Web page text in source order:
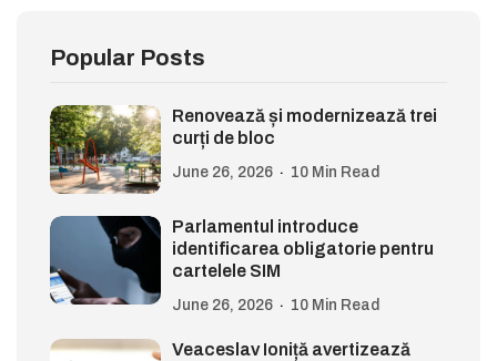
Popular Posts
Renovează și modernizează trei
curți de bloc
June 26, 2026 10 Min Read
Parlamentul introduce
identificarea obligatorie pentru
cartelele SIM
June 26, 2026 10 Min Read
Veaceslav Ioniță avertizează